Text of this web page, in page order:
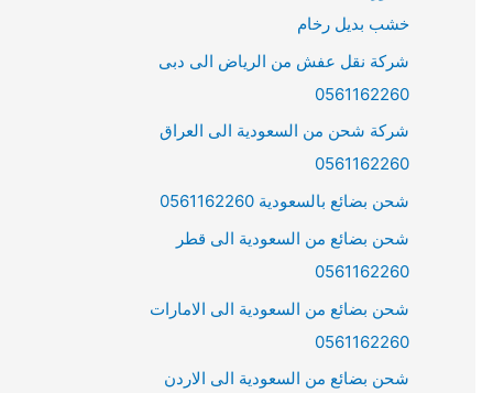
خشب بديل رخام
شركة نقل عفش من الرياض الى دبى
0561162260
شركة شحن من السعودية الى العراق
0561162260
شحن بضائع بالسعودية 0561162260
شحن بضائع من السعودية الى قطر
0561162260
شحن بضائع من السعودية الى الامارات
0561162260
شحن بضائع من السعودية الى الاردن